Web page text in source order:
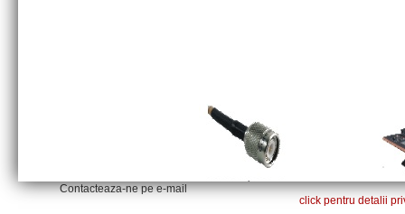
Contacteaza-ne pe e-mail
click pentru detalii